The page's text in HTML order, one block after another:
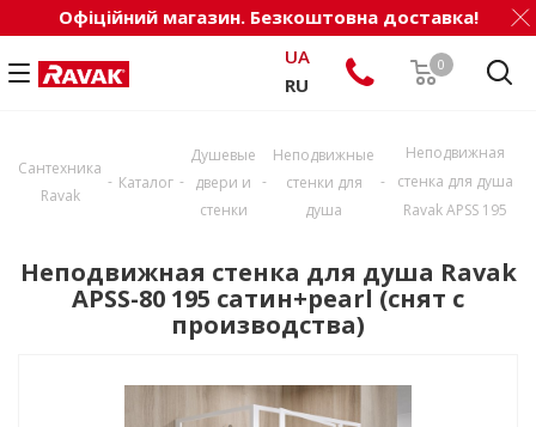
Офіційний магазин. Безкоштовна доставка!
0
UA
RU
Сантехника
Ravak
- Каталог -
Душевые
двери и
стенки
-
Неподвижные
стенки для
душа
-
Неподвижная
стенка для душа
Ravak APSS 195
Неподвижная стенка для душа Ravak
APSS-80 195 сатин+pearl (снят с
производства)